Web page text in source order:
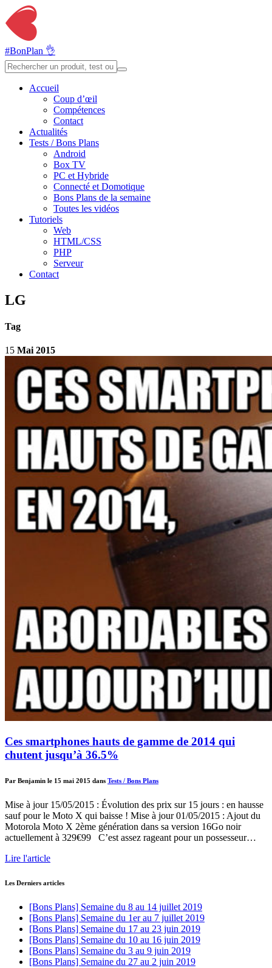
#BonPlan 👌
Accueil
Coup d’œil
Compétences
Contact
Actualités
Tests / Bons Plans
Android
Box TV
PC et Hybride
Connecté et Domotique
Bons Plans de la semaine
Toutes les vidéos
Tutoriels
Web
HTML/CSS
PHP
Serveur
Contact
LG
Tag
15 Mai 2015
Ces smartphones hauts de gamme de 2014 qui
chutent jusqu’à 36.5%
Par Benjamin le 15 mai 2015 dans Tests / Bons Plans
Mise à jour 15/05/2015 : Évolution des prix sur 15 jours : en hausse
sauf pour le Moto X qui baisse ! Mise à jour 01/05/2015 : Ajout du
Motorola Moto X 2ème génération dans sa version 16Go noir
actuellement à 329€99 C’est assez rageant pour un possesseur…
Lire l'article
Les Derniers articles
[Bons Plans] Semaine du 8 au 14 juillet 2019
[Bons Plans] Semaine du 1er au 7 juillet 2019
[Bons Plans] Semaine du 17 au 23 juin 2019
[Bons Plans] Semaine du 10 au 16 juin 2019
[Bons Plans] Semaine du 3 au 9 juin 2019
[Bons Plans] Semaine du 27 au 2 juin 2019